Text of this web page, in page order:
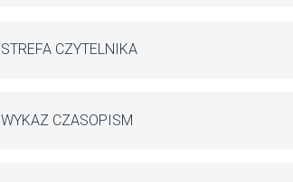
STREFA CZYTELNIKA
WYKAZ CZASOPISM